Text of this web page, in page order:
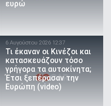
ευρώ
6 Αυγούστου 2026 12:37
Τι έκαναν οι Κινέζοι και
κατασκευάζουν τόσο
γρήγορα τα αυτοκίνητα;
Έτσι ξεπέρασαν την
Ευρώπη (video)